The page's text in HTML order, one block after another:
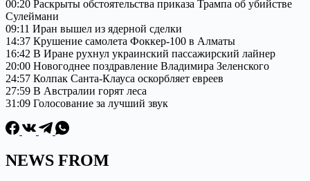
00:20 Раскрыты обстоятельства приказа Трампа об убийстве
Сулеймани
09:11 Иран вышел из ядерной сделки
14:37 Крушение самолета Фоккер-100 в Алматы
16:42 В Иране рухнул украинский пассажирский лайнер
20:00 Новогоднее поздравление Владимира Зеленского
24:57 Колпак Санта-Клауса оскорбляет евреев
27:59 В Австралии горят леса
31:09 Голосование за лучший звук
NEWS FROM